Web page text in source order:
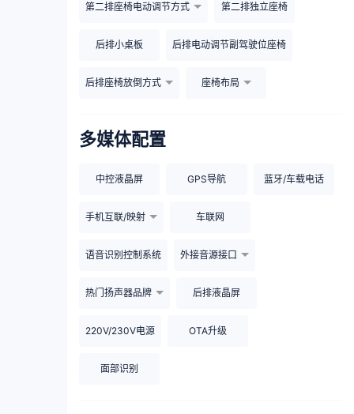
第二排座椅电动调节方式 第二排独立座椅
后排小桌板 后排电动调节副驾驶位座椅
后排座椅放倒方式 座椅布局
多媒体配置
中控液晶屏 GPS导航 蓝牙/车载电话
手机互联/映射 车联网
语音识别控制系统 外接音源接口
热门扬声器品牌 后排液晶屏
220V/230V电源 OTA升级
面部识别